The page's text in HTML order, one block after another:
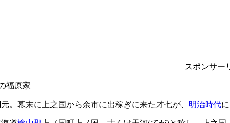
スポンサー
福原家
幕末に上之国から余市に出稼ぎに来た才七が、 明治時代